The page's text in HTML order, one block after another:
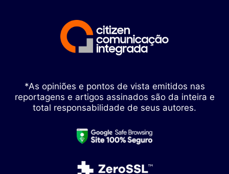
*As opiniões e pontos de vista emitidos nas
reportagens e artigos assinados são da inteira e
total responsabilidade de seus autores.